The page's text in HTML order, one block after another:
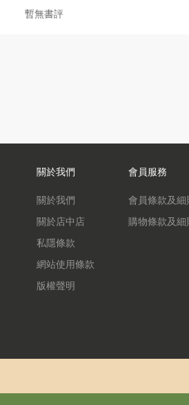
暫無書評
關於我們
關於我們
關於店中店
私隱條款
網站使用條款
版權聲明
會員服務
會員條款及細
購物條款及細